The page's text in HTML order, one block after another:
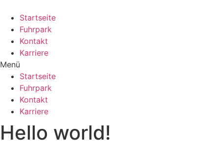
Inhalt
wechseln
Startseite
Fuhrpark
Kontakt
Karriere
Menü
Startseite
Fuhrpark
Kontakt
Karriere
Hello world!